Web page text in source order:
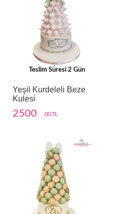
Teslim Süresi 2 Gün
Yeşil Kurdeleli Beze
Kulesi
2500 ,00 TL